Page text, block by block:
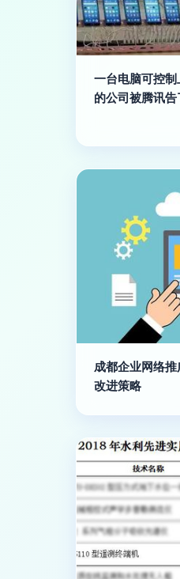
一台电脑可控
的公司被腾讯
成都企业网络
改进策略